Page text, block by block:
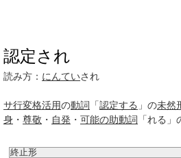
認定され
読み方： にんていされ
サ行変格活用の動詞 「認定する 」の未然
身 ・ 尊敬 ・ 自発 ・ 可能の助動詞 「れる」
終止形